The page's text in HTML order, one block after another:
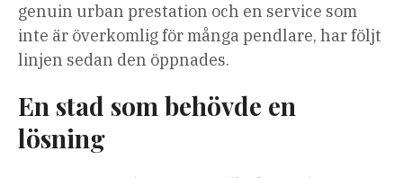
genuin urban prestation och en service som
inte är överkomlig för många pendlare, har följt
linjen sedan den öppnades.
En stad som behövde en
lösning